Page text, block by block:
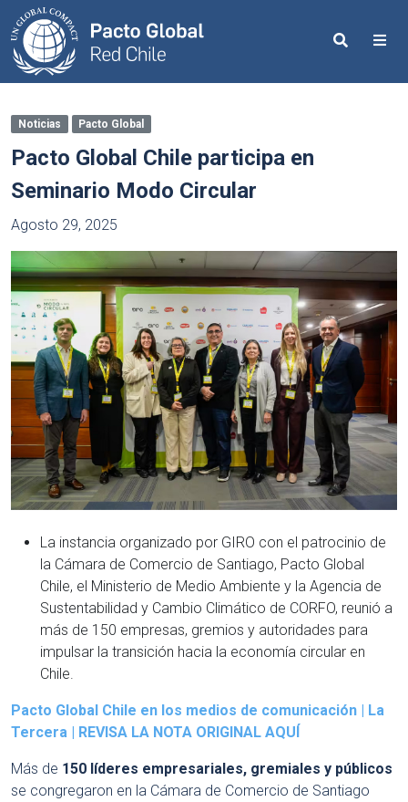
Search
Noticias Pacto Global
Pacto Global Chile participa en
Seminario Modo Circular
Agosto 29, 2025
La instancia organizado por GIRO con el patrocinio de
la Cámara de Comercio de Santiago, Pacto Global
Chile, el Ministerio de Medio Ambiente y la Agencia de
Sustentabilidad y Cambio Climático de CORFO, reunió a
más de 150 empresas, gremios y autoridades para
impulsar la transición hacia la economía circular en
Chile.
Pacto Global Chile en los medios de comunicación | La
Tercera | REVISA LA NOTA ORIGINAL AQUÍ
Más de 150 líderes empresariales, gremiales y públicos
se congregaron en la Cámara de Comercio de Santiago